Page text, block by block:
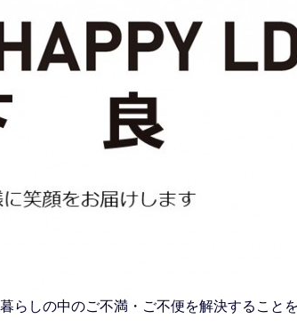
らしの中のご不満・ご不便を解決すること